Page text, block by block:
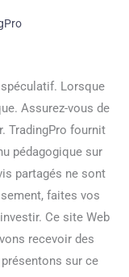
Lorsque
Assurez-vous de
TradingPro fournit
pédagogique sur
partagés ne sont
faites vos
Ce site Web
recevoir des
sur ce